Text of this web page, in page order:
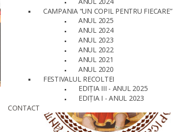
CAMPANIA “UN COPIL PENTRU FIECARE”
ANUL 2025
ANUL 2024
ANUL 2023
ANUL 2022
ANUL 2021
ANUL 2020
FESTIVALUL RECOLTEI
EDIȚIA III - ANUL 2025
EDIȚIA I - ANUL 2023
CONTACT